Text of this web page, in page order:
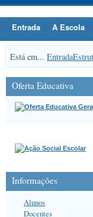
Entrada A Escola
Está em... Entrada
Oferta Educativa
Informações
Alunos
Docentes